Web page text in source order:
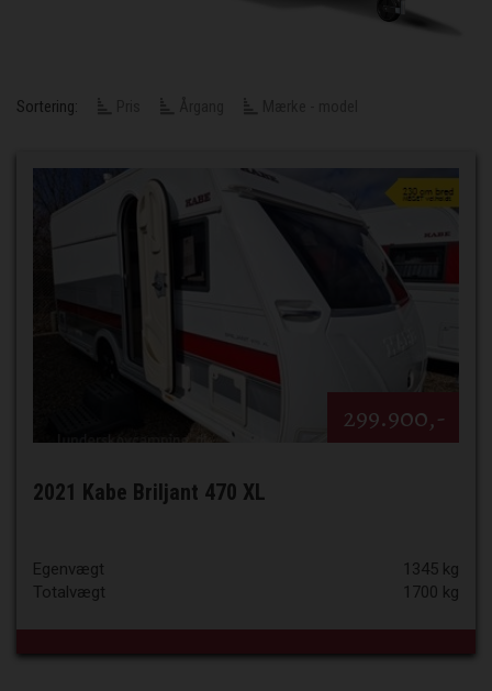
Sortering:
299.900,-
2021 Kabe Briljant 470 XL
Egenvægt
1345 kg
Totalvægt
1700 kg